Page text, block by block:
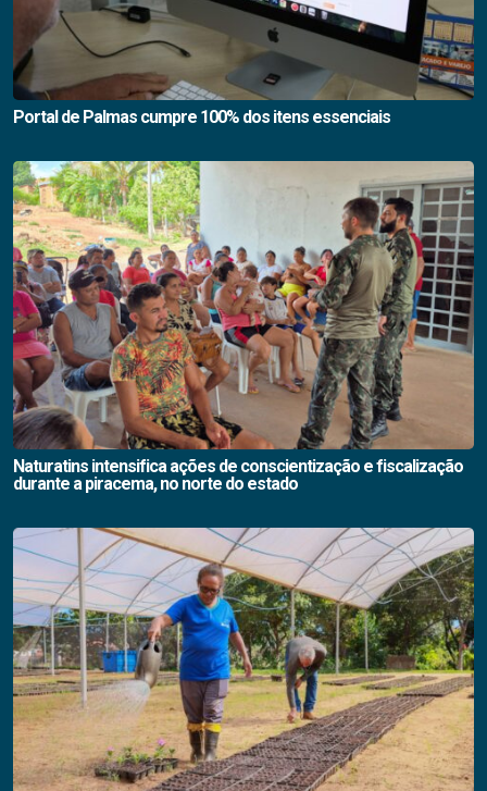
Portal de Palmas cumpre 100% dos itens essenciais
Naturatins intensifica ações de conscientização e fiscalização
durante a piracema, no norte do estado